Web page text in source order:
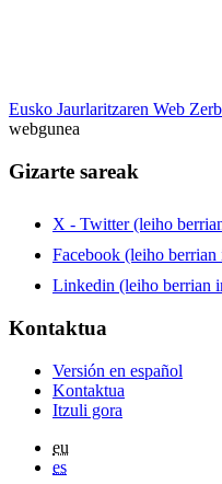
Eusko Jaurlaritzaren Web
webgunea
Gizarte sareak
X - Twitter (leiho
Facebook (leiho
Linkedin (leiho berrian
Kontaktua
Versión en español
Kontaktua
Itzuli gora
eu
es